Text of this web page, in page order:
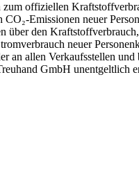
zum offiziellen
Emissionen neuer
über den
neuer
an allen Verkaufsstellen
GmbH unentgeltlich